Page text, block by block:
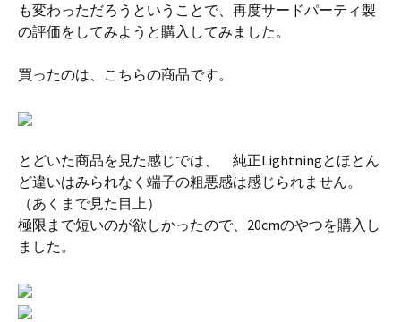
b
o
k
a
d
も変わっただろうということで、再度サードパーティ製
の評価をしてみようと購入してみました。
買ったのは、こちらの商品です。
とどいた商品を見た感じでは、 純正Lightningとほとん
ど違いはみられなく端子の粗悪感は感じられません。
（あくまで見た目上）
極限まで短いのが欲しかったので、20cmのやつを購入し
ました。